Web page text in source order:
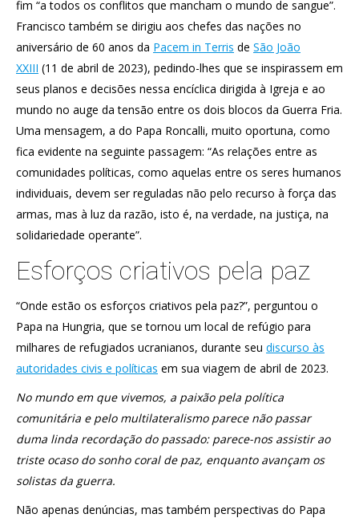
fim “a todos os conflitos que mancham o mundo de sangue”.
Francisco também se dirigiu aos chefes das nações no
aniversário de 60 anos da Pacem in Terris de São João
XXIII (11 de abril de 2023), pedindo-lhes que se inspirassem em
seus planos e decisões nessa encíclica dirigida à Igreja e ao
mundo no auge da tensão entre os dois blocos da Guerra Fria.
Uma mensagem, a do Papa Roncalli, muito oportuna, como
fica evidente na seguinte passagem: “As relações entre as
comunidades políticas, como aquelas entre os seres humanos
individuais, devem ser reguladas não pelo recurso à força das
armas, mas à luz da razão, isto é, na verdade, na justiça, na
solidariedade operante”.
Esforços criativos pela paz
“Onde estão os esforços criativos pela paz?”, perguntou o
Papa na Hungria, que se tornou um local de refúgio para
milhares de refugiados ucranianos, durante seu discurso às
autoridades civis e políticas em sua viagem de abril de 2023.
No mundo em que vivemos, a paixão pela política
comunitária e pelo multilateralismo parece não passar
duma linda recordação do passado: parece-nos assistir ao
triste ocaso do sonho coral de paz, enquanto avançam os
solistas da guerra.
Não apenas denúncias, mas também perspectivas do Papa